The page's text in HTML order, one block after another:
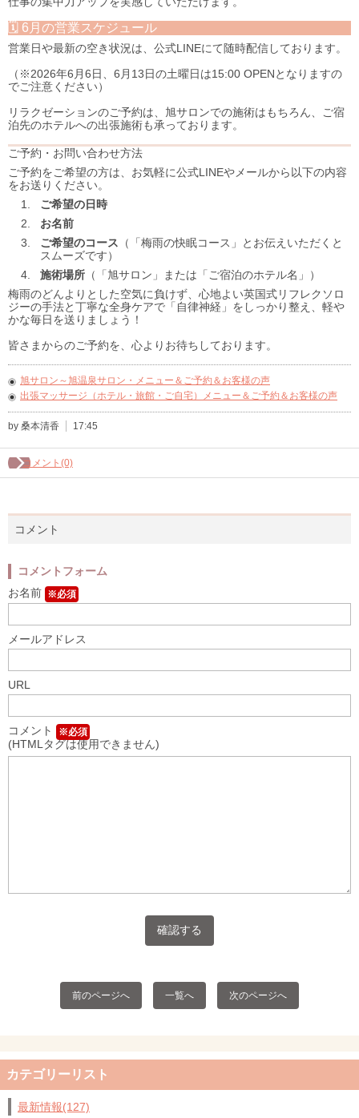
🗓 6月の営業スケジュール
営業日や最新の空き状況は、公式LINEにて随時配信しております。
（※2026年6月6日、6月13日の土曜日は15:00 OPENとなりますの
でご注意ください）
リラクゼーションのご予約は、旭サロンでの施術はもちろん、ご宿
泊先のホテルへの出張施術も承っております。
ご予約・お問い合わせ方法
ご予約をご希望の方は、お気軽に公式LINEやメールから以下の内容
をお送りください。
ご希望の日時
お名前
ご希望のコース （「梅雨の快眠コース」とお伝えいただくと
スムーズです）
施術場所 （「旭サロン」または「ご宿泊のホテル名」）
梅雨のどんよりとした空気に負けず、心地よい英国式リフレクソロ
ジーの手法と丁寧な全身ケアで「自律神経」をしっかり整え、軽や
かな毎日を送りましょう！
皆さまからのご予約を、心よりお待ちしております。
旭サロン～旭温泉サロン・メニュー＆ご予約＆お客様の声
出張マッサージ（ホテル・旅館・ご自宅）メニュー＆ご予約＆お客様の声
by 桑本清香 17:45
コメント(0)
コメント
コメントフォーム
お名前 ※必須
メールアドレス
URL
コメント ※必須
(HTMLタグは使用できません)
前のページへ 一覧へ 次のページへ
カテゴリーリスト
最新情報(127)